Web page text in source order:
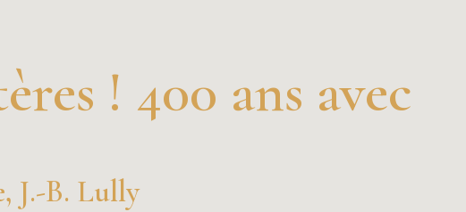
! 400 ans avec
J.-B. Lully